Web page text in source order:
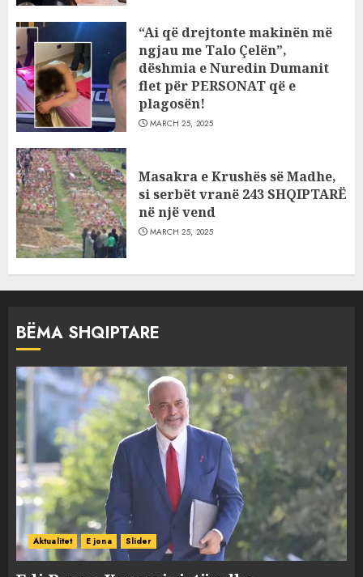
“Ai që drejtonte makinën më
ngjau me Talo Çelën”,
dëshmia e Nuredin Dumanit
flet për PERSONAT që e
plagosën!
MARCH 25, 2025
Masakra e Krushës së Madhe,
si serbët vranë 243 SHQIPTARË
në një vend
MARCH 25, 2025
BËMA SHQIPTARE
Aktualitet E jona Slider